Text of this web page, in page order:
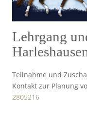
Lehrgang
Teilnahme und
Kontakt zur Planung
2805216